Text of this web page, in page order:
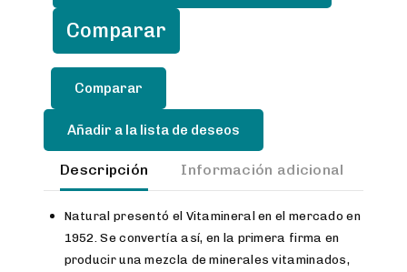
Comparar
Añadir a la lista de deseos
Descripción Información adicional
Natural presentó el Vitamineral en el mercado en
1952. Se convertía así, en la primera firma en
producir una mezcla de minerales vitaminados,